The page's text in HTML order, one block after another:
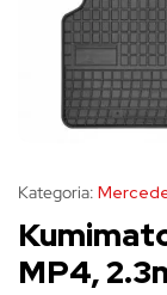
Kategoria:
MP4,